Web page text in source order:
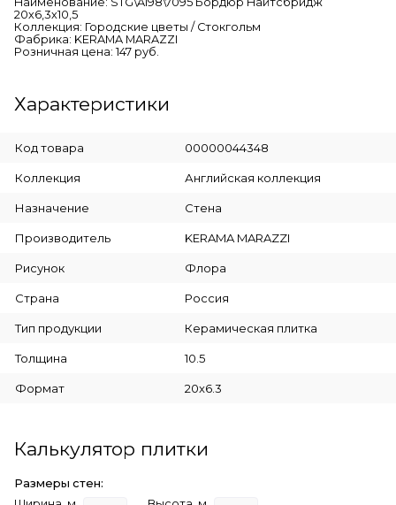
20х6,3х10,5
Коллекция: Городские цветы / Стокгольм
Фабрика: KERAMA MARAZZI
Розничная цена: 147 руб.
Характеристики
Код товара 00000044348
Коллекция Английская коллекция
Назначение Стена
Производитель KERAMA MARAZZI
Рисунок Флора
Страна Россия
Тип продукции Керамическая плитка
Толщина 10.5
Формат 20x6.3
Калькулятор плитки
Размеры стен: